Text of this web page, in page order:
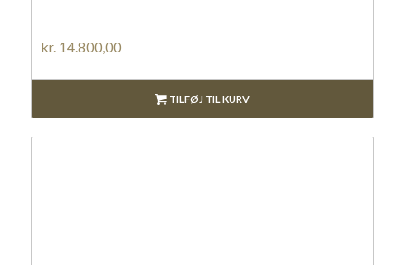
kr. 14.800,00
TILFØJ TIL KURV